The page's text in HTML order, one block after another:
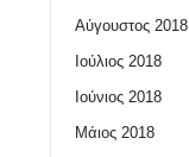
Αύγουστος 2018
Ιούλιος 2018
Ιούνιος 2018
Μάιος 2018